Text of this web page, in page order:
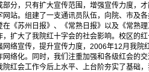
，只有扩大宣传范围，增强宣传力度，
站。组建了一支通讯员队伍，向院、市及
《苏州日报》、《常熟日报》以及《常熟
扩大了我院红十字会的社会影响。校区的
络宣传，提升宣传力度，2006年12月我院
络化。同时，我们注重加强和各级红会的
红会工作今后上水平、上台阶夯实了基础